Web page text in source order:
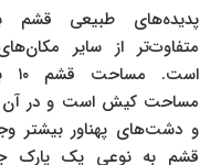
پدیده‌های طبیعی قشم
متفاوت‌تر از سایر
مساحت کیش است و در آن
و دشت‌های پهناور بیشتر
قشم به نوعی یک پارک